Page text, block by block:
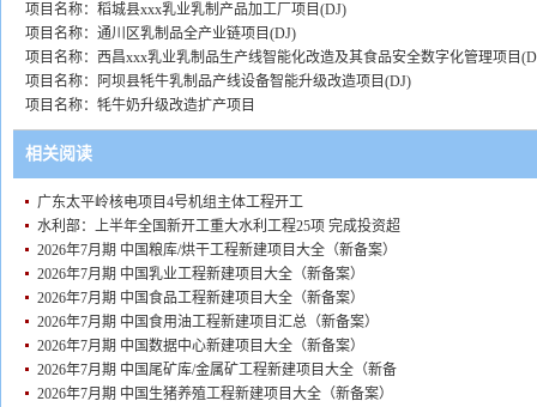
项目名称：稻城县xxx乳业乳制产品加工厂项目(DJ)
项目名称：通川区乳制品全产业链项目(DJ)
项目名称：西昌xxx乳业乳制品生产线智能化改造及其食品安全数字化管理项目
项目名称：阿坝县牦牛乳制品产线设备智能升级改造项目(DJ)
项目名称：牦牛奶升级改造扩产项目
相关阅读
广东太平岭核电项目4号机组主体工程开工
水利部：上半年全国新开工重大水利工程25项 完成投资超
2026年7月期 中国粮库/烘干工程新建项目大全（新备案）
2026年7月期 中国乳业工程新建项目大全（新备案）
2026年7月期 中国食品工程新建项目大全（新备案）
2026年7月期 中国食用油工程新建项目汇总（新备案）
2026年7月期 中国数据中心新建项目大全（新备案）
2026年7月期 中国尾矿库/金属矿工程新建项目大全（新备
2026年7月期 中国生猪养殖工程新建项目大全（新备案）